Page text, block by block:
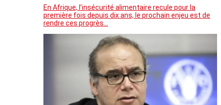
En Afrique, l’insécurité alimentaire recule pour la
première fois depuis dix ans, le prochain enjeu est de
rendre ces progrès…